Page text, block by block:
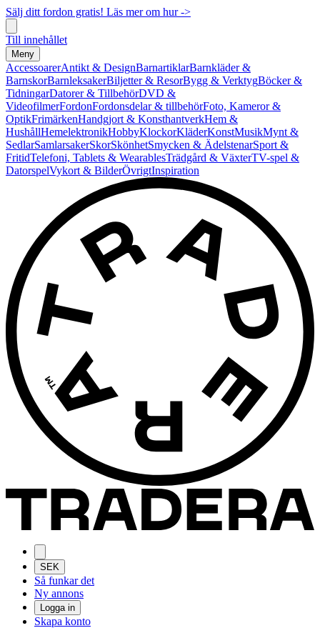
Sälj ditt fordon gratis! Läs mer om hur ->
Till innehållet
Meny
AccessoarerAntikt & DesignBarnartiklarBarnkläder &
BarnskorBarnleksakerBiljetter & ResorBygg & VerktygBöcker &
TidningarDatorer & TillbehörDVD &
VideofilmerFordonFordonsdelar & tillbehörFoto, Kameror &
OptikFrimärkenHandgjort & KonsthantverkHem &
HushållHemelektronikHobbyKlockorKläderKonstMusikMynt &
SedlarSamlarsakerSkorSkönhetSmycken & ÄdelstenarSport &
FritidTelefoni, Tablets & WearablesTrädgård & VäxterTV-spel &
DatorspelVykort & BilderÖvrigtInspiration
SEK
Så funkar det
Ny annons
Logga in
Skapa konto